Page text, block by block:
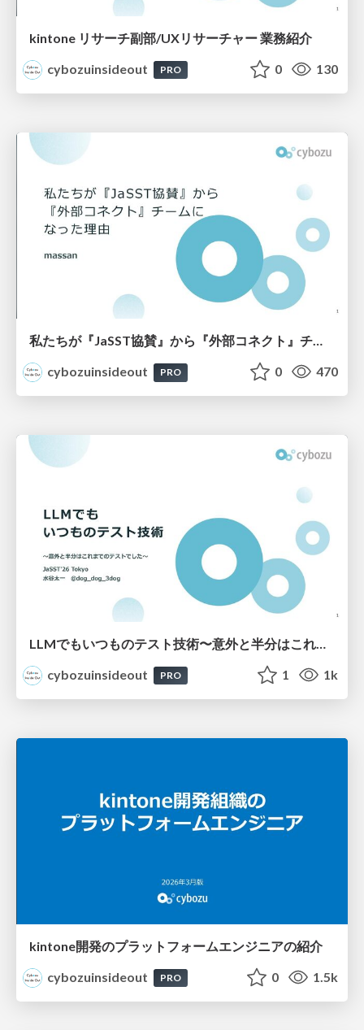
kintone リサーチ副部/UXリサーチャー 業務紹介
cybozuinsideout
PRO 0 130
私たちが『JaSST協賛』から『外部コネクト』チームになった理由
cybozuinsideout
PRO 0 470
LLMでもいつものテスト技術〜意外と半分はこれまでのテストでした〜
cybozuinsideout
PRO 1 1k
kintone開発のプラットフォームエンジニアの紹介
cybozuinsideout
PRO 0 1.5k